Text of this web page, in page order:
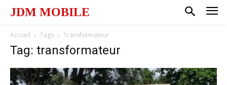
JDM MOBILE
Accueil Tags Transformateur
Tag: transformateur